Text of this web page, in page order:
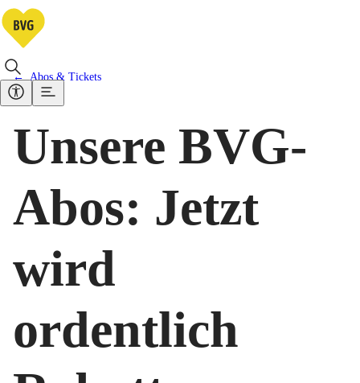
Abos & Tickets
Unsere BVG-
Abos: Jetzt
wird
ordentlich